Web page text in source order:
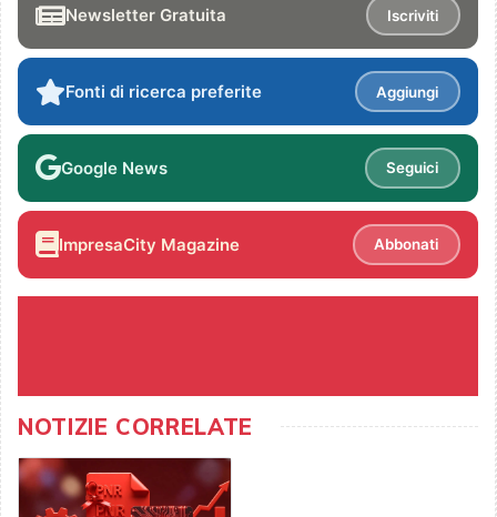
Newsletter Gratuita Iscriviti
Fonti di ricerca preferite Aggiungi
Google News Seguici
ImpresaCity Magazine Abbonati
NOTIZIE CORRELATE